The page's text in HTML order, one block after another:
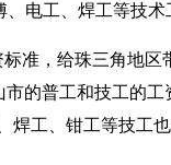
电工、焊工等技
准，给珠三角地
市的普工和技工的
焊工、钳工等技工